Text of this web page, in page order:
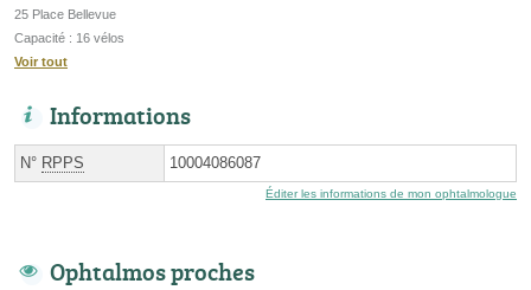
25 Place Bellevue
Capacité : 16 vélos
Voir tout
Informations
N° RPPS 10004086087
Éditer les informations de mon ophtalmologue
Ophtalmos proches